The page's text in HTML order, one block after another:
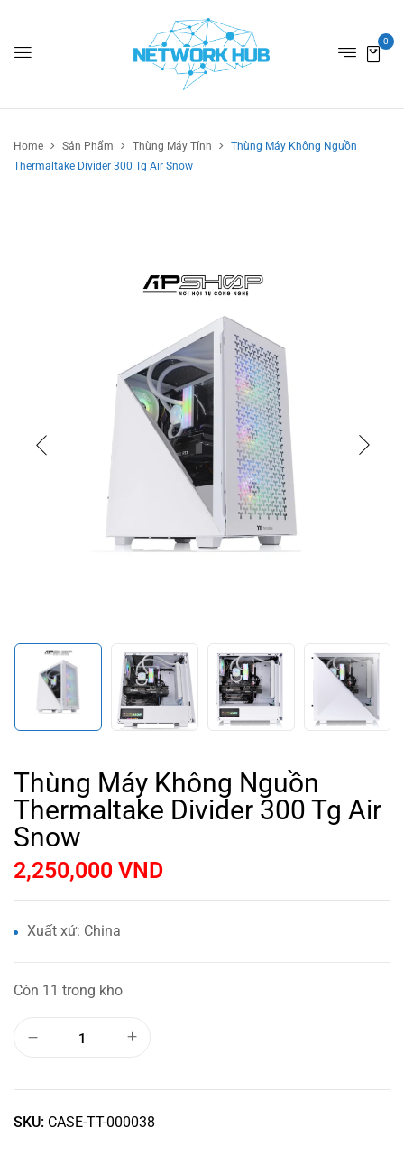
0
Home Sản Phẩm Thùng Máy Tính
Thùng Máy Không Nguồn
Thermaltake Divider 300 Tg Air Snow
Thùng Máy Không Nguồn
Thermaltake Divider 300 Tg Air
Snow
2,250,000 VND
Xuất xứ: China
Còn 11 trong kho
SKU: CASE-TT-000038